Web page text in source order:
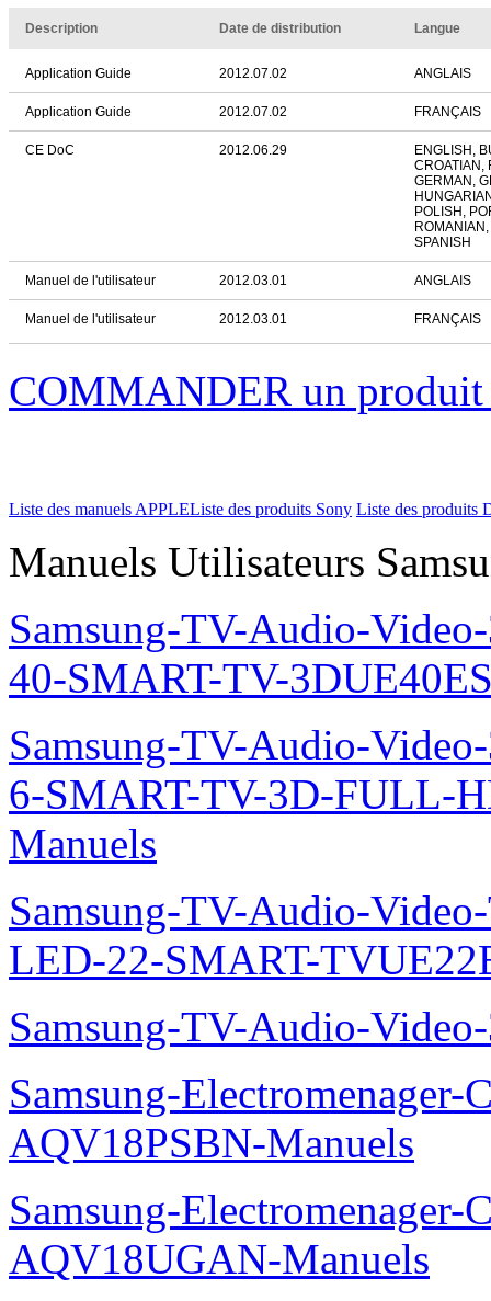
Description Date de distribution Langue
Application Guide 2012.07.02 ANGLAIS
Application Guide 2012.07.02 FRANÇAIS
CE DoC 2012.06.29
ENGLISH,
CROATIAN,
GERMAN,
POLISH,
SPANISH
Manuel de l'utilisateur 2012.03.01 ANGLAIS
Manuel de l'utilisateur 2012.03.01 FRANÇAIS
COMMANDER un
Liste des manuels APPLEListe des produits Sony Liste des produits
Manuels Utilisateurs
Samsung-TV-Audio-
40-SMART-TV-
Samsung-TV-Audio-
6-SMART-TV-3D-FULL-
Manuels
Samsung-TV-Audio-
LED-22-SMART-
Samsung-TV-Audio-
Samsung-Electromenager-
AQV18PSBN-Manuels
Samsung-Electromenager-
AQV18UGAN-Manuels